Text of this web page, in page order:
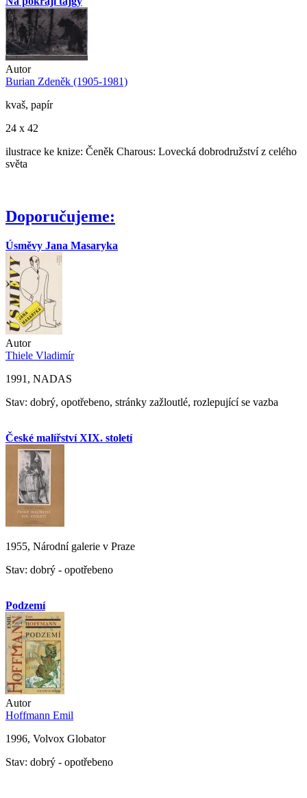
Autor
Burian Zdeněk (1905-1981)
kvaš, papír
24 x 42
ilustrace ke knize: Čeněk Charous: Lovecká dobrodružství z celého
světa
Doporučujeme:
Úsměvy Jana Masaryka
Autor
Thiele Vladimír
1991, NADAS
Stav: dobrý, opotřebeno, stránky zažloutlé, rozlepující se vazba
České malířství XIX. století
1955, Národní galerie v Praze
Stav: dobrý - opotřebeno
Podzemí
Autor
Hoffmann Emil
1996, Volvox Globator
Stav: dobrý - opotřebeno